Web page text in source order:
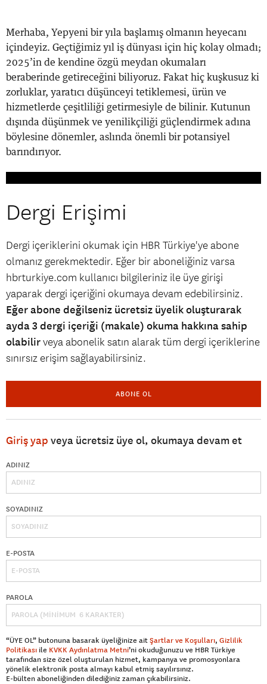
Merhaba, Yepyeni bir yıla başlamış olmanın heyecanı
içindeyiz. Geçtiğimiz yıl iş dünyası için hiç kolay olmadı;
2025’in de kendine özgü meydan okumaları
beraberinde getireceğini biliyoruz. Fakat hiç kuşkusuz ki
zorluklar, yaratıcı düşünceyi tetiklemesi, ürün ve
hizmetlerde çeşitliliği getirmesiyle de bilinir. Kutunun
dışında düşünmek ve yenilikçiliği güçlendirmek adına
böylesine dönemler, aslında önemli bir potansiyel
barındırıyor.
Dergi Erişimi
Dergi içeriklerini okumak için HBR Türkiye'ye abone
olmanız gerekmektedir. Eğer bir aboneliğiniz varsa
hbrturkiye.com kullanıcı bilgileriniz ile üye girişi
yaparak dergi içeriğini okumaya devam edebilirsiniz.
Eğer abone değilseniz ücretsiz üyelik oluşturarak
ayda 3 dergi içeriği (makale) okuma hakkına sahip
olabilirveya abonelik satın alarak tüm dergi içeriklerine
sınırsız erişim sağlayabilirsiniz.
ABONE OL
Giriş yap veya ücretsiz üye ol, okumaya devam et
ADINIZ
SOYADINIZ
E-POSTA
PAROLA
“ÜYE OL” butonuna basarak üyeliğinize aitŞartlar ve Koşulları, Gizlilik
Politikası ile KVKK Aydınlatma Metni’ni okuduğunuzu ve HBR Türkiye
tarafından size özel oluşturulan hizmet, kampanya ve promosyonlara
yönelik elektronik posta almayı kabul etmiş sayılırsınız.
E-bülten aboneliğinden dilediğiniz zaman çıkabilirsiniz.